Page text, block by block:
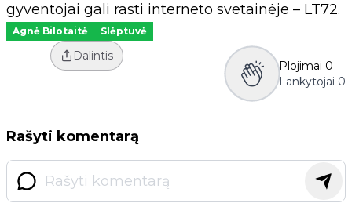
gyventojai gali rasti interneto svetainėje – LT72.
Agnė Bilotaitė Slėptuvė
Dalintis
Plojimai 0
Lankytojai 0
Rašyti komentarą